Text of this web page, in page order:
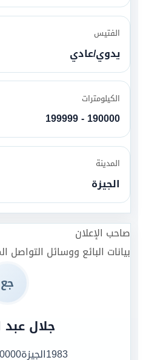
الفتيس
يدوي/عادي
الكيلومترات
190000 - 199999
المدينة
الجيزة
صاحب الإعلان
بيانات البائع ووسائل التواصل
جع
جلال
1983الجيزة- 199999